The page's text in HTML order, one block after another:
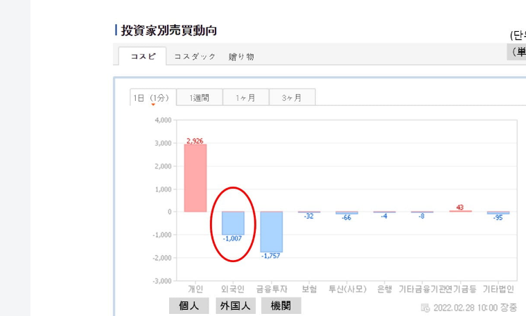
『Money1』 韓国政府「ニセＫ-ブランドを通報しようキャンペーン」⇒ あの名物教授も登場！
韓国「橋が落ちました」⇒ 耐久性「なさすぎ」では。
する差別。許してはおかぬ
韓国･加徳島新国際空港「またも暗礁」の危機 ⇒ 10.7兆では損が出るからできない。
日本の誇る海洋資源調査船『白嶺』は先進技術の塊！
夏の甲子園、優勝校を最も多く輩出している都道府県とは？
今話題の「楽天ライオンズ」とは？
奇跡の毛色「白毛馬」とは？